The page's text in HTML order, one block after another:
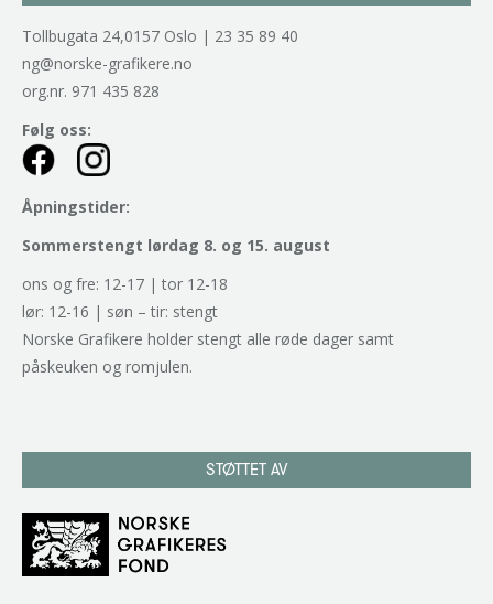
Tollbugata 24,0157 Oslo | 23 35 89 40
ng@norske-grafikere.no
org.nr. 971 435 828
Følg oss:
Åpningstider:
Sommerstengt lørdag 8. og 15. august
ons og fre: 12-17 | tor 12-18
lør: 12-16 | søn – tir: stengt
Norske Grafikere holder stengt alle røde dager samt
påskeuken og romjulen.
STØTTET AV